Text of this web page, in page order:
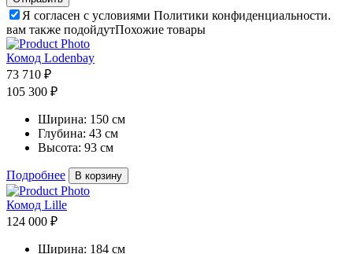
Я согласен с условиями Политики конфиденциальности.
вам также подойдутПохожие товары
Комод Lodenbay
73 710 ₽
105 300 ₽
Ширина: 150 см
Глубина: 43 см
Высота: 93 см
Подробнее В корзину
Комод Lille
124 000 ₽
Ширина: 184 см